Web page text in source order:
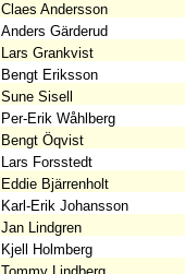
Claes Andersson
Anders Gärderud
Lars Grankvist
Bengt Eriksson
Sune Sisell
Per-Erik Wåhlberg
Bengt Öqvist
Lars Forsstedt
Eddie Bjärrenholt
Karl-Erik Johansson
Jan Lindgren
Kjell Holmberg